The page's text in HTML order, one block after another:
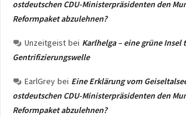
ostdeutschen CDU-Ministerpräsidenten den
Reformpaket abzulehnen?
Unzeitgeist bei Karlhelga – eine grüne Insel
Gentrifizierungswelle
EarlGrey bei Eine Erklärung vom
ostdeutschen CDU-Ministerpräsidenten den
Reformpaket abzulehnen?